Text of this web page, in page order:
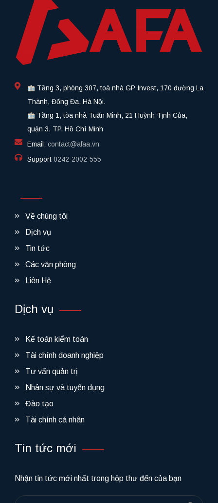
Tầng 3, phòng 307, toà nhà GP Invest, 170 đường La
Thành, Đống Đa, Hà Nội.
Tầng 1, tòa nhà Tuấn Minh, 21 Huỳnh Tịnh Của,
quận 3, TP. Hồ Chí Minh
Email: contact@afaa.vn
Support 0242-2002-555​
Về chúng tôi
Dịch vụ
Tin tức
Các văn phòng
Liên Hệ
Dịch vụ
Kế toán kiểm toán
Tài chính doanh nghiệp
Tư vấn quản trị
Nhân sự và tuyển dụng
Đào tạo
Tài chính cá nhân
Tin tức mới
Nhận tin tức mới nhất trong hộp thư đến của bạn